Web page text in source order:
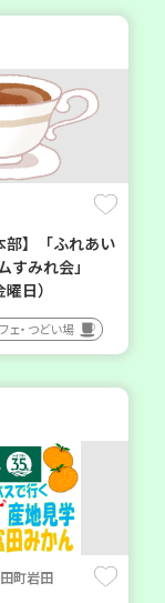
部】「ふれあい
すみれ会」
日）
ェ・つどい場
町岩田